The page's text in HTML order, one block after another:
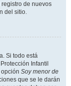
de nuevos
del sitio.
Si todo está
Infantil
Soy menor de
que se le darán